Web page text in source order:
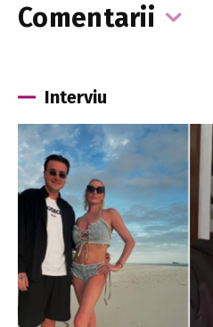
Comentarii
Interviu